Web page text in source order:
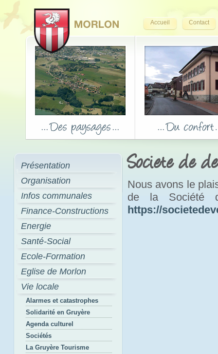
Accueil Contact
Présentation
Organisation
Infos communales
Finance-Constructions
Energie
Santé-Social
Ecole-Formation
Eglise de Morlon
Vie locale
Alarmes et catastrophes
Solidarité en Gruyère
Agenda culturel
Sociétés
La Gruyère Tourisme
Societe de
Nous avons le
de la Société
https://